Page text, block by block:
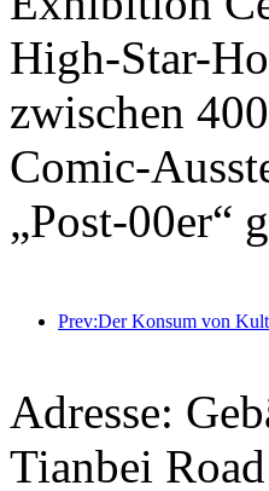
High-Star-
zwischen
Comic-
„Post-00er“
Adresse:
Tianbei Road